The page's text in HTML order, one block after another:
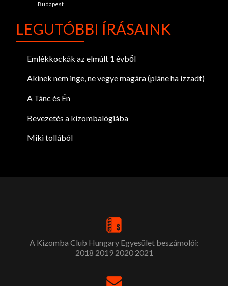
Budapest
LEGUTÓBBI ÍRÁSAINK
Emlékkockák az elmúlt 1 évből
Akinek nem inge, ne vegye magára (pláne ha izzadt)
A Tánc és Én
Bevezetés a kizombalógiába
Miki tollából
A Kizomba Club Hungary Egyesület beszámolói:
2018 2019 2020 2021